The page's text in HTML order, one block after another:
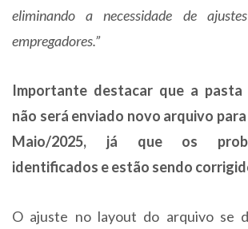
eliminando a necessidade de
empregadores.”
Importante destacar que a pasta
não será enviado novo arquivo
Maio/2025, já que os
identificados e estão sendo
O ajuste no layout do arquivo se